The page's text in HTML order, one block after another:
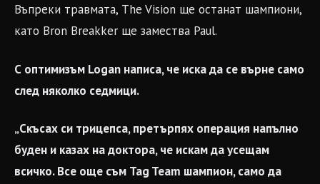
Въпреки травмата, The Vision ще останат шампиони,
като Bron Breakker ще замества Paul.
С оптимизъм Logan написа, че иска да се върне само
след няколко седмици.
„Скъсах си трицепса, претърпях операция напълно
буден и казах на доктора, че искам да усещам
всичко. Все още съм Tag Team шампион, само да